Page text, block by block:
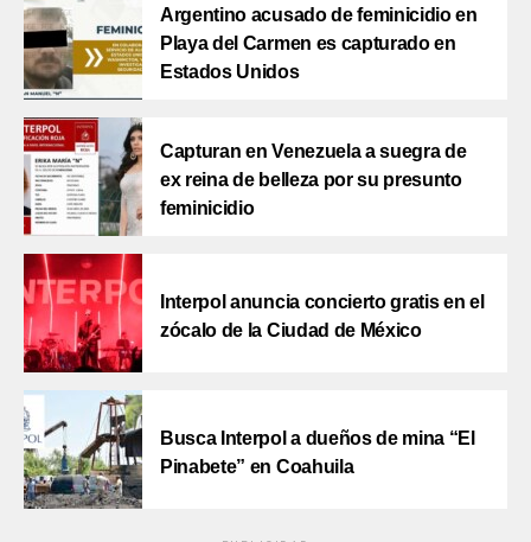
Argentino acusado de feminicidio en
Playa del Carmen es capturado en
Estados Unidos
Capturan en Venezuela a suegra de
ex reina de belleza por su presunto
feminicidio
Interpol anuncia concierto gratis en el
zócalo de la Ciudad de México
Busca Interpol a dueños de mina “El
Pinabete” en Coahuila